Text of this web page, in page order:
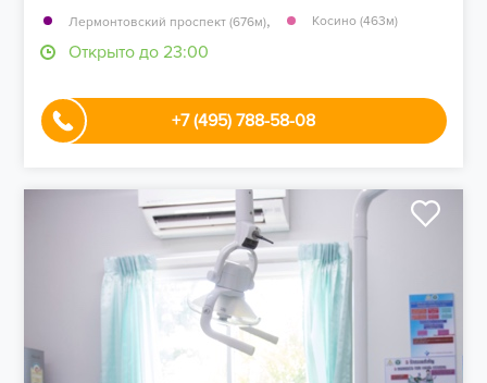
Лермонтовский проспект (676м), Косино (463м)
Открыто до 23:00
+7 (495) 788-58-08